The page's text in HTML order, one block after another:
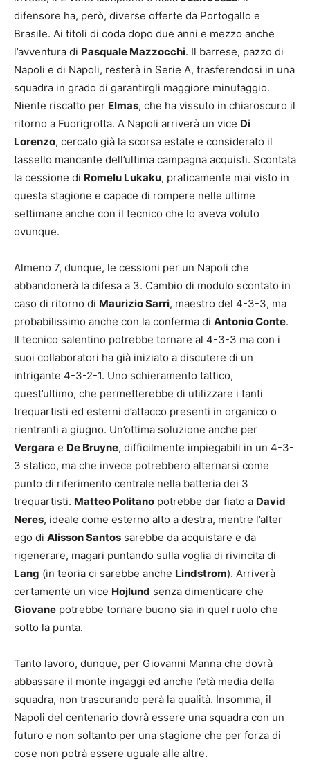
difensore ha, però, diverse offerte da Portogallo e
Brasile. Ai titoli di coda dopo due anni e mezzo anche
l’avventura di Pasquale Mazzocchi. Il barrese, pazzo di
Napoli e di Napoli, resterà in Serie A, trasferendosi in una
squadra in grado di garantirgli maggiore minutaggio.
Niente riscatto per Elmas, che ha vissuto in chiaroscuro il
ritorno a Fuorigrotta. A Napoli arriverà un vice Di
Lorenzo, cercato già la scorsa estate e considerato il
tassello mancante dell’ultima campagna acquisti. Scontata
la cessione di Romelu Lukaku, praticamente mai visto in
questa stagione e capace di rompere nelle ultime
settimane anche con il tecnico che lo aveva voluto
ovunque.
Almeno 7, dunque, le cessioni per un Napoli che
abbandonerà la difesa a 3. Cambio di modulo scontato in
caso di ritorno di Maurizio Sarri, maestro del 4-3-3, ma
probabilissimo anche con la conferma di Antonio Conte.
Il tecnico salentino potrebbe tornare al 4-3-3 ma con i
suoi collaboratori ha già iniziato a discutere di un
intrigante 4-3-2-1. Uno schieramento tattico,
quest’ultimo, che permetterebbe di utilizzare i tanti
trequartisti ed esterni d’attacco presenti in organico o
rientranti a giugno. Un’ottima soluzione anche per
Vergara e De Bruyne, difficilmente impiegabili in un 4-3-
3 statico, ma che invece potrebbero alternarsi come
punto di riferimento centrale nella batteria dei 3
trequartisti. Matteo Politano potrebbe dar fiato a David
Neres, ideale come esterno alto a destra, mentre l’alter
ego di Alisson Santos sarebbe da acquistare e da
rigenerare, magari puntando sulla voglia di rivincita di
Lang (in teoria ci sarebbe anche Lindstrom). Arriverà
certamente un vice Hojlund senza dimenticare che
Giovane potrebbe tornare buono sia in quel ruolo che
sotto la punta.
Tanto lavoro, dunque, per Giovanni Manna che dovrà
abbassare il monte ingaggi ed anche l’età media della
squadra, non trascurando perà la qualità. Insomma, il
Napoli del centenario dovrà essere una squadra con un
futuro e non soltanto per una stagione che per forza di
cose non potrà essere uguale alle altre.